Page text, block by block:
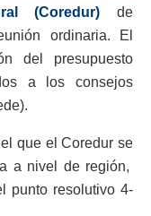
(Coredur) de
ordinaria. El
del presupuesto
a los consejos
que el Coredur se
a nivel de región,
punto resolutivo 4-